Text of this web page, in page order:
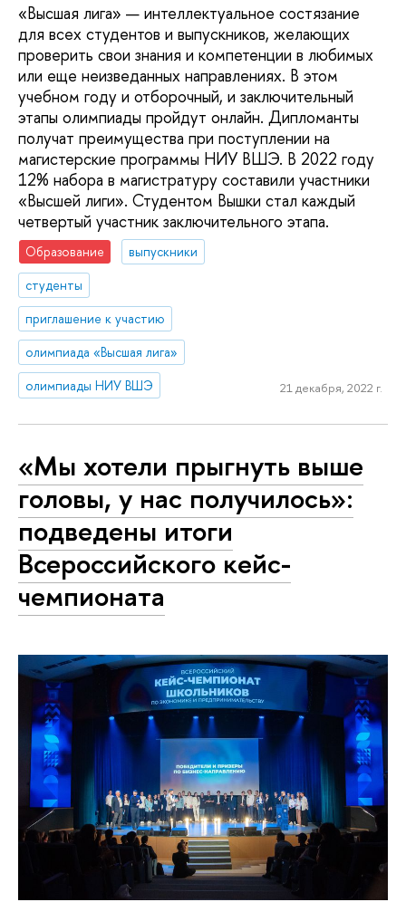
«Высшая лига» — интеллектуальное состязание
для всех студентов и выпускников, желающих
проверить свои знания и компетенции в любимых
или еще неизведанных направлениях. В этом
учебном году и отборочный, и заключительный
этапы олимпиады пройдут онлайн. Дипломанты
получат преимущества при поступлении на
магистерские программы НИУ ВШЭ. В 2022 году
12% набора в магистратуру составили участники
«Высшей лиги». Студентом Вышки стал каждый
четвертый участник заключительного этапа.
Образование
выпускники
студенты
приглашение к участию
олимпиада «Высшая лига»
олимпиады НИУ ВШЭ
21 декабря, 2022 г.
«Мы хотели прыгнуть выше
головы, у нас получилось»:
подведены итоги
Всероссийского кейс-
чемпионата